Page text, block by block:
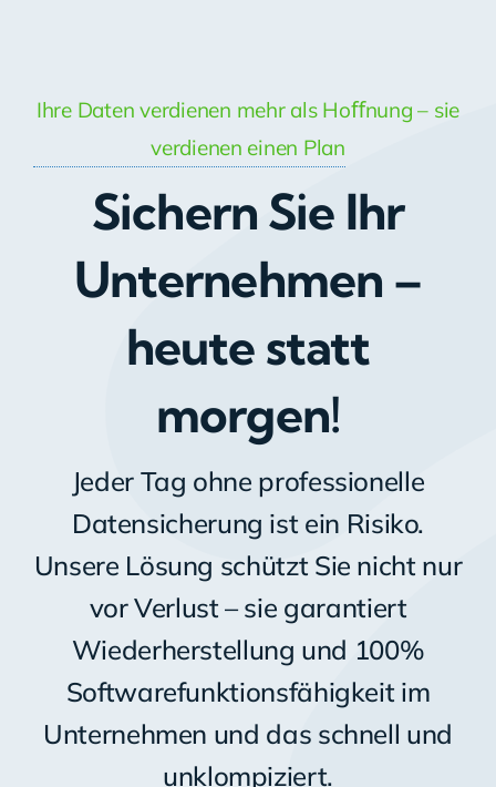
Ihre Daten verdienen mehr als Hoﬀnung – sie
verdienen einen Plan
Sichern Sie Ihr
Unternehmen –
heute statt
morgen!
Jeder Tag ohne professionelle
Datensicherung ist ein Risiko.
Unsere Lösung schützt Sie nicht nur
vor Verlust – sie garantiert
Wiederherstellung und 100%
Softwarefunktionsfähigkeit im
Unternehmen und das schnell und
unklompiziert.